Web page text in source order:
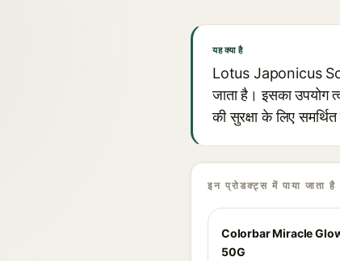
यह क्या है
Lotus Japonicus
जाता है। इसका उपयोग
की सुरक्षा के लिए समर्थित
इन प्रोडक्ट्स में पाया जाता है
Colorbar Miracle
50G